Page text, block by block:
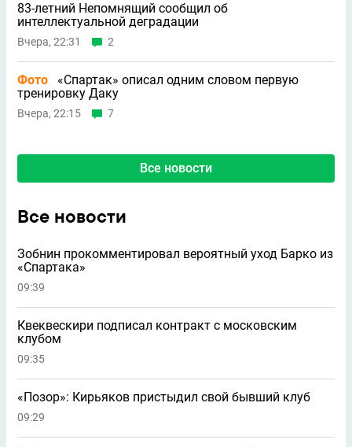
83-летний Непомнящий сообщил об
интеллектуальной деградации
Вчера, 22:31 2
Фото
«Спартак» описал одним словом первую
тренировку Даку
Вчера, 22:15 7
Все новости
Все новости
Зобнин прокомментировал вероятный уход Барко из
«Спартака»
09:39
Квеквескири подписал контракт с московским
клубом
09:35
«Позор»: Кирьяков пристыдил свой бывший клуб
09:29